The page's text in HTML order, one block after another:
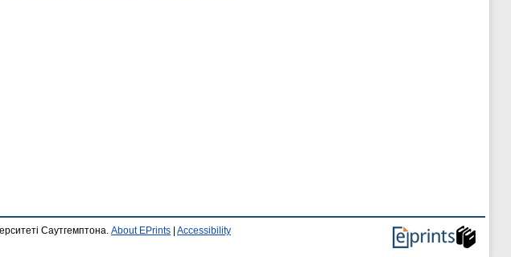
Саутгемптона. About EPrints Accessibility